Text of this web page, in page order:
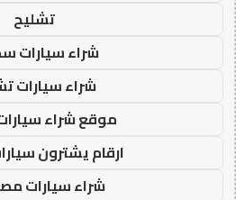
تشليح
شراء سيارات
شراء سيارات
موقع شراء
ارقام يشترون
شراء سيارات